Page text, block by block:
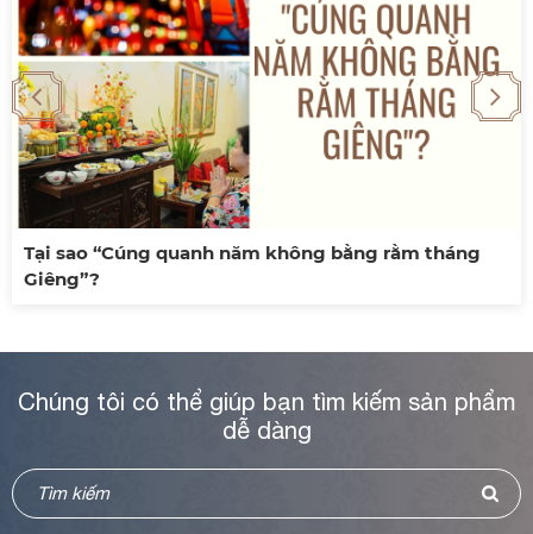
năm không bằng rằm tháng 5 lưu ý phong
Chúng tôi có thể giúp bạn tìm kiếm sản phẩm
dễ dàng